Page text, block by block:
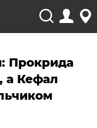
Прокрида
а Кефал